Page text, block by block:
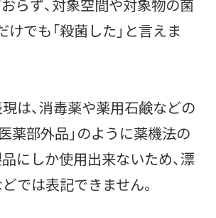
らず、対象空間や対象物の菌
でも「殺菌した」と言えま
は、消毒薬や薬用石鹸などの
医薬部外品」のように薬機法の
にしか使用出来ないため、漂
では表記できません。